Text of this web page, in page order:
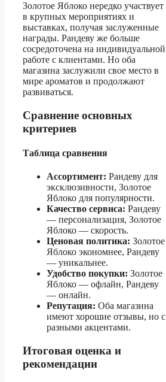
Золотое Яблоко нередко участвует
в крупных мероприятиях и
выставках, получая заслуженные
награды. Рандеву же больше
сосредоточена на индивидуальной
работе с клиентами. Но оба
магазина заслужили свое место в
мире ароматов и продолжают
развиваться.
Сравнение основных
критериев
Таблица сравнения
Ассортимент: Рандеву для
эксклюзивности, Золотое
Яблоко для популярности.
Качество сервиса: Рандеву
— персонализация, Золотое
Яблоко — скорость.
Ценовая политика: Золотое
Яблоко экономнее, Рандеву
— уникальнее.
Удобство покупки: Золотое
Яблоко — офлайн, Рандеву
— онлайн.
Репутация: Оба магазина
имеют хорошие отзывы, но с
разными акцентами.
Итоговая оценка и
рекомендации